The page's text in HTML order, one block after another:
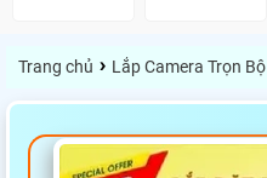
Trang chủ › Lắp Camera Trọn Bộ